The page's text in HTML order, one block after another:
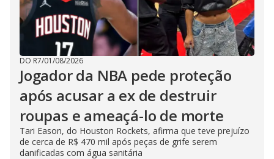
DO R7/01/08/2026
Jogador da NBA pede proteção
após acusar a ex de destruir
roupas e ameaçá-lo de morte
Tari Eason, do Houston Rockets, afirma que teve prejuízo
de cerca de R$ 470 mil após peças de grife serem
danificadas com água sanitária